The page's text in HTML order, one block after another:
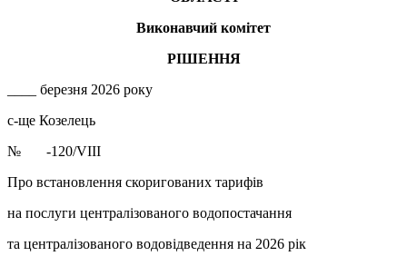
Виконавчий комітет
РІШЕННЯ
____ березня 2026 року
с-ще Козелець
№ -120/VIII
Про встановлення скоригованих тарифів
на послуги централізованого водопостачання
та централізованого водовідведення на 2026 рік